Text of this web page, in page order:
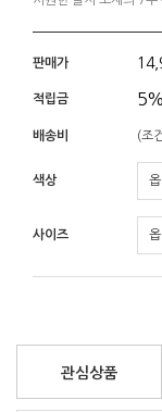
판매가
적립금 5%
배송비 (조
색상
사이즈
관심상품